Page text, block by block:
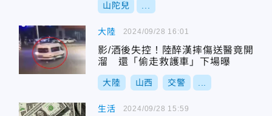
山陀兒
大陸
影/酒後失控！陸醉漢摔傷送醫竟開
溜 還「偷走救護車」下場曝
大陸 山西 交警
2024/09/28 16:01
生活 2024/09/28 15:59